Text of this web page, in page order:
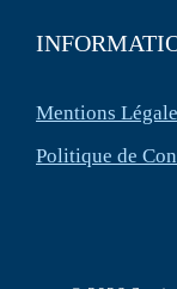
Mentions
Politique de